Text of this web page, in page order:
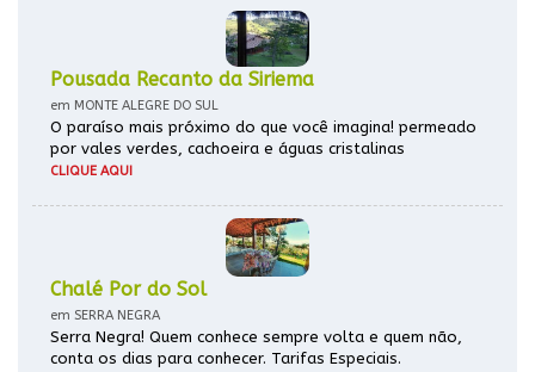
Pousada Recanto da Siriema
em MONTE ALEGRE DO SUL
O paraíso mais próximo do que você imagina! permeado
por vales verdes, cachoeira e águas cristalinas
CLIQUE AQUI
Chalé Por do Sol
em SERRA NEGRA
Serra Negra! Quem conhece sempre volta e quem não,
conta os dias para conhecer. Tarifas Especiais.